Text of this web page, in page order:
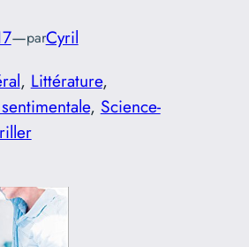
—parCyril
, Littérature
, Science-